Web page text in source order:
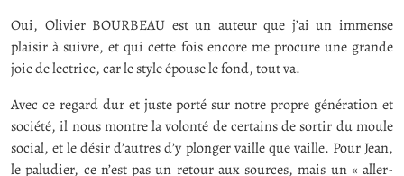
Oui, Olivier BOURBEAU est un auteur que j’ai un immense
plaisir à suivre, et qui cette fois encore me procure une grande
joie de lectrice, car le style épouse le fond, tout va.
Avec ce regard dur et juste porté sur notre propre génération et
société, il nous montre la volonté de certains de sortir du moule
social, et le désir d’autres d’y plonger vaille que vaille. Pour Jean,
le paludier, ce n’est pas un retour aux sources, mais un « aller-